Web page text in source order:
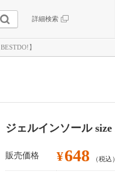
詳細検索
】
ジェルインソール
販売価格 ¥648 （税込）